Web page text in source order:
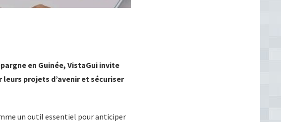
en Guinée, VistaGui invite
projets d’avenir et sécuriser
un outil essentiel pour anticiper